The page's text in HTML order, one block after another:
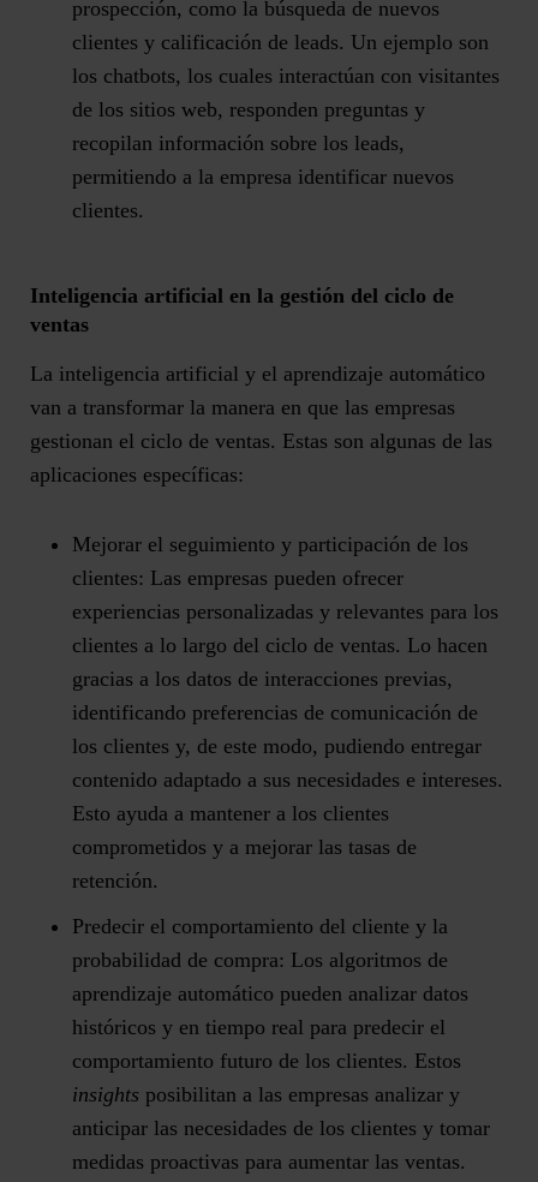
prospección, como la búsqueda de nuevos
clientes y calificación de leads. Un ejemplo son
los chatbots, los cuales interactúan con visitantes
de los sitios web, responden preguntas y
recopilan información sobre los leads,
permitiendo a la empresa identificar nuevos
clientes.
Inteligencia artificial en la gestión del ciclo de
ventas
La inteligencia artificial y el aprendizaje automático
van a transformar la manera en que las empresas
gestionan el ciclo de ventas. Estas son algunas de las
aplicaciones específicas:
Mejorar el seguimiento y participación de los
clientes: Las empresas pueden ofrecer
experiencias personalizadas y relevantes para los
clientes a lo largo del ciclo de ventas. Lo hacen
gracias a los datos de interacciones previas,
identificando preferencias de comunicación de
los clientes y, de este modo, pudiendo entregar
contenido adaptado a sus necesidades e intereses.
Esto ayuda a mantener a los clientes
comprometidos y a mejorar las tasas de
retención.
Predecir el comportamiento del cliente y la
probabilidad de compra: Los algoritmos de
aprendizaje automático pueden analizar datos
históricos y en tiempo real para predecir el
comportamiento futuro de los clientes. Estos
insights posibilitan a las empresas analizar y
anticipar las necesidades de los clientes y tomar
medidas proactivas para aumentar las ventas.